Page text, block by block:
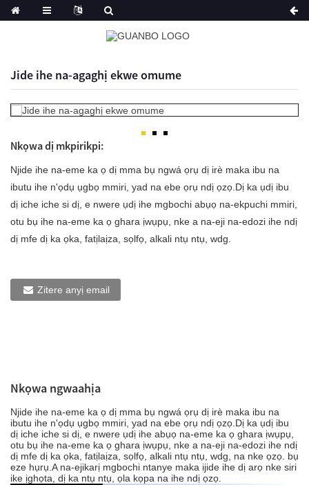
Jide ihe na-agaghị ekwe omume
Nkọwa dị mkpirikpi:
Njide ihe na-eme ka ọ dị mma bụ ngwá ọrụ dị irè maka ibu na
ibutu ihe n'ọdụ ụgbọ mmiri, yad na ebe ọrụ ndị ọzọ.Dị ka ụdị ibu
dị iche iche si dị, e nwere ụdị ihe mgbochi abụọ na-ekpuchi mmiri,
otu bụ ihe na-eme ka ọ ghara ịwụpụ, nke a na-eji na-edozi ihe ndị
dị mfe dị ka ọka, fatịlaịza, sọlfọ, alkali ntụ ntụ, wdg.
Zitere anyị email
Nkọwa ngwaahịa
Njide ihe na-eme ka ọ dị mma bụ ngwá ọrụ dị irè maka ibu na
ibutu ihe n'ọdụ ụgbọ mmiri, yad na ebe ọrụ ndị ọzọ.Dị ka ụdị ibu
dị iche iche si dị, e nwere ụdị ihe abụọ na-eme ka ọ ghara ịwụpụ,
otu bụ ihe na-eme ka ọ ghara ịwụpụ, nke a na-eji na-edozi ihe ndị
dị mfe dị ka ọka, fatịlaịza, sọlfọ, alkali ntụ ntụ, wdg, na nke ọzọ. bụ
eze hụrụ.A na-ejikarị mgbochi ntanye maka ijide ihe dị arọ nke siri
ike ịghọta, dị ka ntụ ntụ, ọla kọpa na ihe ndị ọzọ.